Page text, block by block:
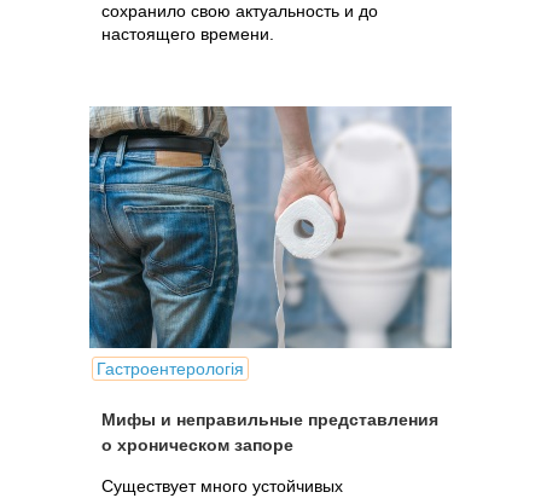
сохранило свою актуальность и до
настоящего времени.
Гастроентерологія
Мифы и неправильные представления
о хроническом запоре
Существует много устойчивых